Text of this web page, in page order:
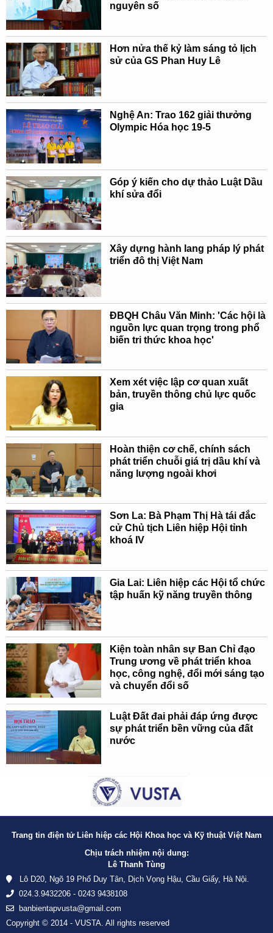
nguyên số
Hơn nửa thế kỷ làm sáng tỏ lịch
sử của GS Phan Huy Lê
Nghệ An: Trao 162 giải thưởng
Olympic Hóa học 19-5
Góp ý kiến cho dự thảo Luật Dầu
khí sửa đổi
Xây dựng hành lang pháp lý phát
triển đô thị Việt Nam
ĐBQH Châu Văn Minh: 'Các hội là
nguồn lực quan trọng trong phổ
biến tri thức khoa học'
Xem xét việc lập cơ quan xuất
bản, truyền thông chủ lực quốc
gia
Hoàn thiện cơ chế, chính sách
phát triển chuỗi giá trị dầu khí và
năng lượng ngoài khơi
Sơn La: Bà Phạm Thị Hà tái đắc
cử Chủ tịch Liên hiệp Hội tỉnh
khoá IV
Gia Lai: Liên hiệp các Hội tổ chức
tập huấn kỹ năng truyền thông
Kiện toàn nhân sự Ban Chỉ đạo
Trung ương về phát triển khoa
học, công nghệ, đổi mới sáng tạo
và chuyển đổi số
Luật Đất đai phải đáp ứng được
sự phát triển bền vững của đất
nước
Trang tin điện tử Liên hiệp các Hội Khoa học và Kỹ thuật Việt Nam
Chịu trách nhiệm nội dung:
Lê Thanh Tùng
Lô D20, Ngõ 19 Phố Duy Tân, Dịch Vọng Hậu, Cầu Giấy, Hà Nội.
024.3.9432206 - 0243 9438108
banbientapvusta@gmail.com
Copyright © 2014 - VUSTA. All rights reserved